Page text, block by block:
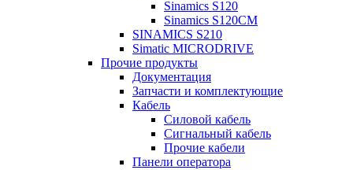
Sinamics S120
Sinamics S120CM
SINAMICS S210
Simatic MICRODRIVE
Прочие продукты
Документация
Запчасти и комплектующие
Кабель
Силовой кабель
Сигнальный кабель
Прочие кабели
Панели оператора